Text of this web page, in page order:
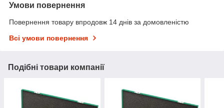
Умови повернення
Повернення товару впродовж 14 днів за домовленістю
Всі умови повернення
Подібні товари компанії